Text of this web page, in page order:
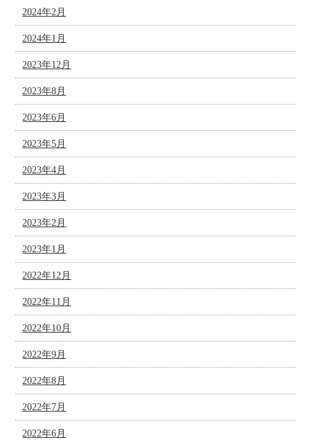
2024年2月
2024年1月
2023年12月
2023年8月
2023年6月
2023年5月
2023年4月
2023年3月
2023年2月
2023年1月
2022年12月
2022年11月
2022年10月
2022年9月
2022年8月
2022年7月
2022年6月